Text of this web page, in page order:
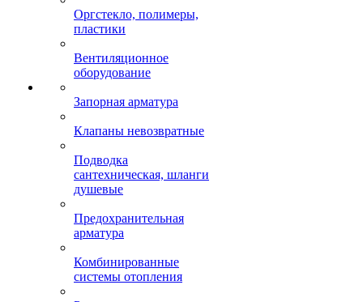
Оргстекло, полимеры,
пластики
Вентиляционное
оборудование
Запорная арматура
Клапаны невозвратные
Подводка
сантехническая, шланги
душевые
Предохранительная
арматура
Комбинированные
системы отопления